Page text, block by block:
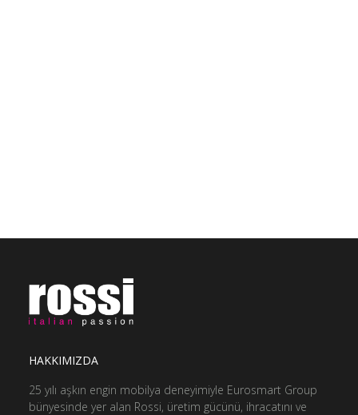
HAKKIMIZDA
25 yılı aşkın engin mobilya deneyimiyle Eurosmart Group
bünyesinde yer alan Rossi, üretim gücünü, ihracatını ve